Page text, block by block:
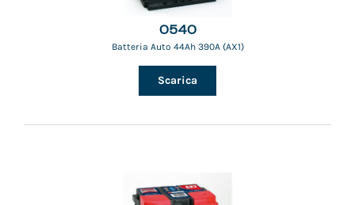
0540
Batteria Auto 44Ah 390A (AX1)
Scarica